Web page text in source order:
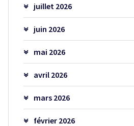
juillet 2026
juin 2026
mai 2026
avril 2026
mars 2026
février 2026